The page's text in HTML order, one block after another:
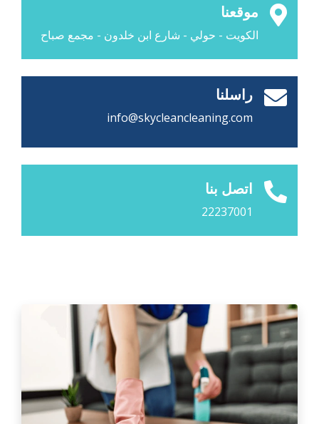
موقعنا
الكويت - حولي - شارع ابن خلدون - مجمع صباح
راسلنا
info@skycleancleaning.com
اتصل بنا
22237001